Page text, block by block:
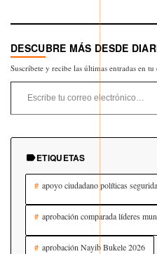
DESCUBRE MÁS DESDE
Suscríbete y recibe las últimas entradas en
Escribe tu correo electrónico…
ETIQUETAS
apoyo ciudadano políticas
aprobación comparada líderes
aprobación Nayib Bukele 2026